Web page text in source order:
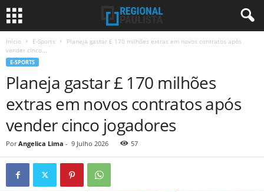
Início E-Sports
Planeja gastar £ 170 milhões extras em novos contratos após
vender cinco...
E-SPORTS
Planeja gastar £ 170 milhões
extras em novos contratos após
vender cinco jogadores
Por Angelica Lima - 9 Julho 2026 57